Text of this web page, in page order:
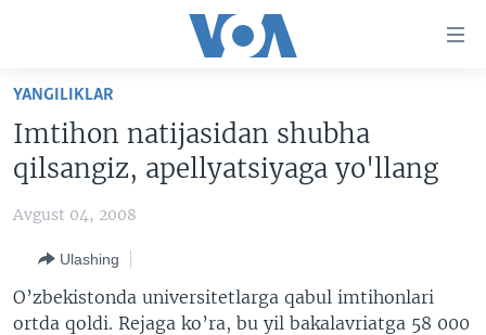
Boshiga
Qidiruvga
o'ting
AMERIKA
VATANDOSHLAR
MULTIMEDIA
YANGILIKLAR
Imtihon natijasidan shubha
qilsangiz, apellyatsiyaga yo'llang
Avgust 04, 2008
Ulashing
O’zbеkistonda universitetlarga qabul imtihonlari
ortda qoldi. Rejaga ko’ra, bu yil bakalavriatga 58 000